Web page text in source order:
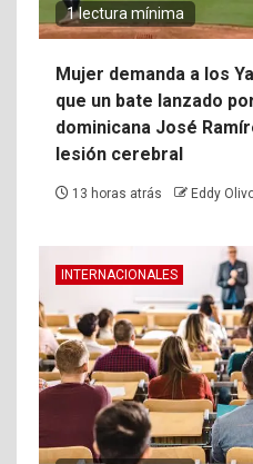
1 lectura mínima
Mujer demanda a los
que un bate lanzado
dominicana José
lesión cerebral
13 horas atrás Eddy
INTERNACIONALES